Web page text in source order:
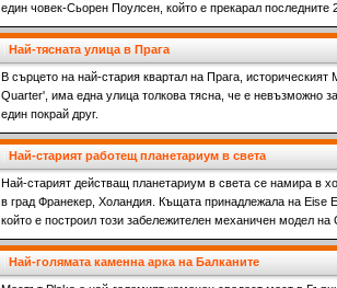
един човек-Сьорен Поулсен, който е прекарал последните
го построи.
Най-тясната улица в Прага
В сърцето на най-стария квартал на Прага, историческият
Quarter', има една улица толкова тясна, че е невъзможно
един покрай друг.
Най-старият работещ планетариум в света
Най-старият действащ планетариум в света се намира в
в град Франекер, Холандия. Къщата принадлежала на Eise
който е построил този забележителен механичен модел
Най-голямата каменна арка на Балканите